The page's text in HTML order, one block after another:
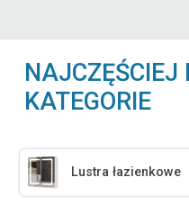
NAJCZĘŚCIEJ
KATEGORIE
Lustra łazienkowe